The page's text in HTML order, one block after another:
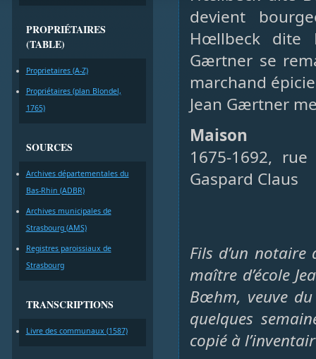
PROPRIÉTAIRES
(TABLE)
Proprietaires (A-Z)
Propriétaires (plan Blondel,
1765)
SOURCES
Archives départementales du
Bas-Rhin (ADBR)
Archives municipales de
Strasbourg (AMS)
Registres paroissiaux de
Strasbourg
TRANSCRIPTIONS
Livre des communaux (1587)
devient
Hœllbeck dite
Gærtner se
marchand
Jean Gærtner
Maison
1675-1692,
Gaspard Claus
Fils d’un notaire
maître d’école
Bœhm, veuve
quelques
copié à